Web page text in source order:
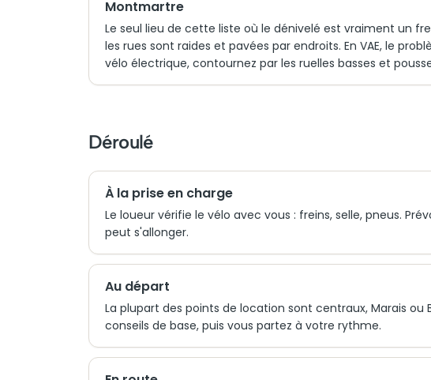
Montmartre
Le seul lieu de cette liste où le dénivelé est vraiment un
les rues sont raides et pavées par endroits. En VAE, le
vélo électrique, contournez par les ruelles basses et
Déroulé
À la prise en charge
Le loueur vérifie le vélo avec vous : freins, selle, pneus.
peut s'allonger.
Au départ
La plupart des points de location sont centraux, Marais
conseils de base, puis vous partez à votre rythme.